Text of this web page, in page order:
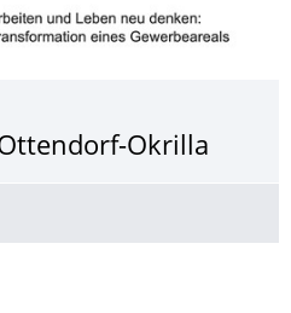
Okrilla
Ottendorf-Okrilla